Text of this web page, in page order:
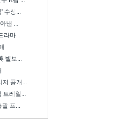
수상...
낸 ...
라마...
빌보...
저 공개...
트레일...
프...